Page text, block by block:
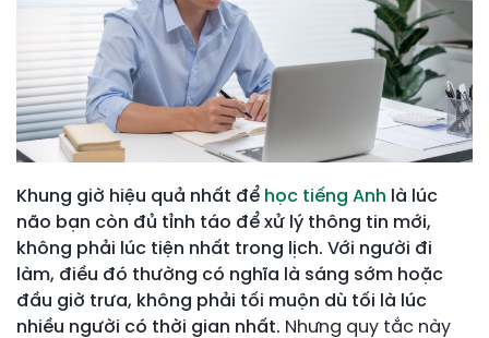
Khung giờ hiệu quả nhất để học tiếng Anh là lúc
não bạn còn đủ tỉnh táo để xử lý thông tin mới,
không phải lúc tiện nhất trong lịch. Với người đi
làm, điều đó thường có nghĩa là sáng sớm hoặc
đầu giờ trưa, không phải tối muộn dù tối là lúc
nhiều người có thời gian nhất. Nhưng quy tắc này